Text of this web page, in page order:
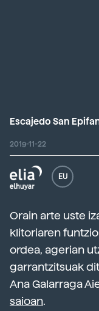
Escajedo San
2019-11-22
EU
Orain arte uste
klitoriaren
ordea, agerian
garrantzitsuak
Ana Galarraga
saioan.